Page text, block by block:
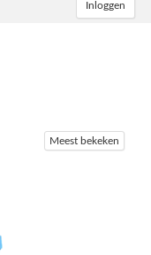
Inloggen
Meest bekeken